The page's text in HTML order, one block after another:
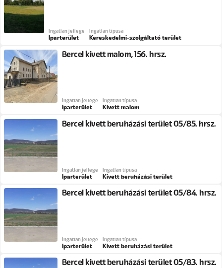
Ingatlan jellege
Iparterület
Ingatlan típusa
Kereskedelmi-szolgáltató terület
Bercel kivett malom, 156. hrsz.
Ingatlan jellege
Iparterület
Ingatlan típusa
Kivett malom
Bercel kivett beruházási terület 05/85. hrsz.
Ingatlan jellege
Iparterület
Ingatlan típusa
Kivett beruházási terület
Bercel kivett beruházási terület 05/84. hrsz.
Ingatlan jellege
Iparterület
Ingatlan típusa
Kivett beruházási terület
Bercel kivett beruházási terület 05/83. hrsz.